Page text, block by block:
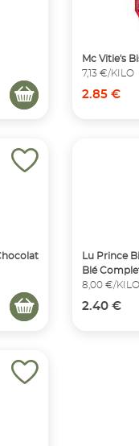
Mc Vitie's
7,13 €/KILO
2.85 €
Lu Prince
Blé
8,00 €/KILO
2.40 €